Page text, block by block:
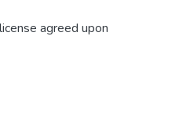
agreed upon